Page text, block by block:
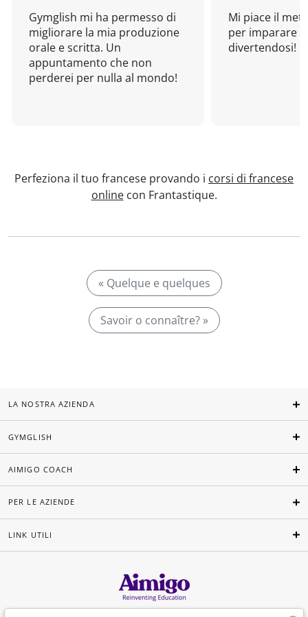
Gymglish mi ha permesso di
migliorare la mia produzione
orale e scritta. Un
appuntamento che non
perderei per nulla al mondo!
Mi piace il
per imparare
divertendosi!
Perfeziona il tuo francese provando i corsi di francese
onlinecon Frantastique.
« Quelque e quelques
Savoir o connaître? »
LA NOSTRA AZIENDA
GYMGLISH
AIMIGO COACH
PER LE AZIENDE
LINK UTILI